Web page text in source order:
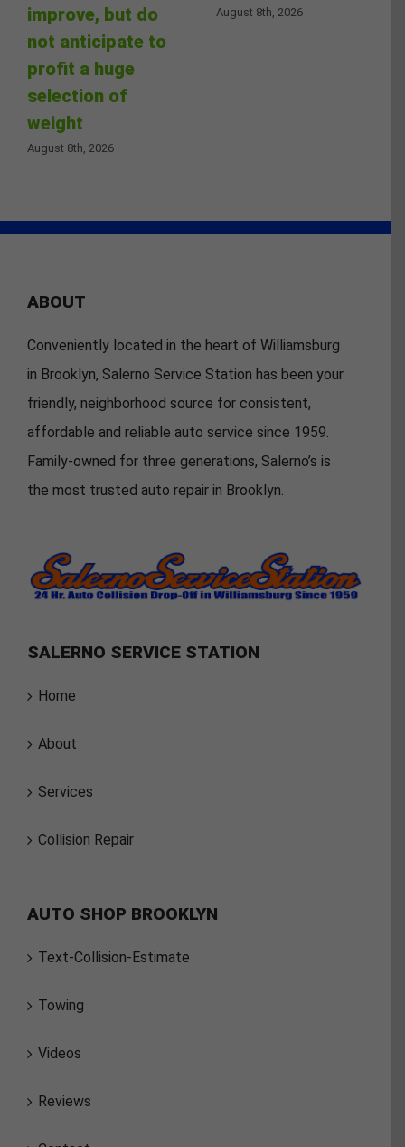
improve, but do
not anticipate to
profit a huge
selection of
weight
August 8th, 2026
August 8th, 2026
ABOUT
Conveniently located in the heart of Williamsburg
in Brooklyn, Salerno Service Station has been your
friendly, neighborhood source for consistent,
affordable and reliable auto service since 1959.
Family-owned for three generations, Salerno’s is
the most trusted auto repair in Brooklyn.
SALERNO SERVICE STATION
Home
About
Services
Collision Repair
AUTO SHOP BROOKLYN
Text-Collision-Estimate
Towing
Videos
Reviews